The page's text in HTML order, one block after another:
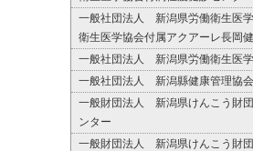
一般社団法人 新潟県労働衛生医
衛生医学協会付属アクアーレ長岡
一般社団法人 新潟県労働衛生医
一般社団法人 新潟縣健康管理協会
一般財団法人 新潟県けんこう財
ンター
一般財団法人 新潟県けんこう財団